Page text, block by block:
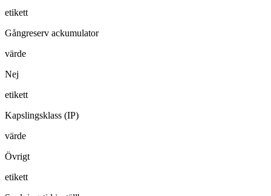
etikett
Gångreserv ackumulator
värde
Nej
etikett
Kapslingsklass (IP)
värde
Övrigt
etikett